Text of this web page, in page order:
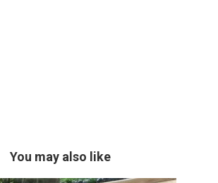
You may also like